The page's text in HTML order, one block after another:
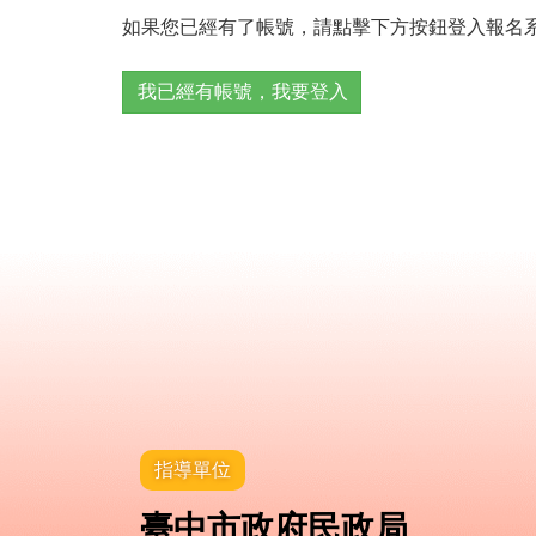
如果您已經有了帳號，請點擊下方按鈕登入報名
指導單位
臺中市政府民政局